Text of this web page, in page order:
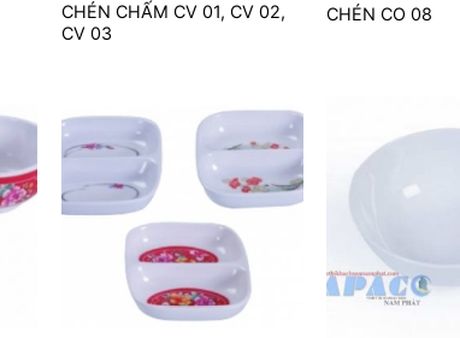
CHÉN CHẤM CV 01, CV 02,
CV 03
CHÉN CO 08